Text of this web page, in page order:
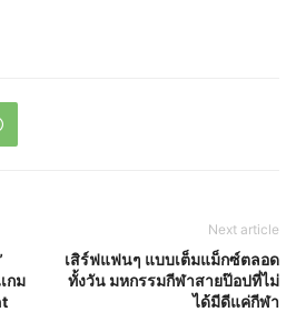
กม
Next article
เสิร์ฟแฟนๆ แบบเต็มแม็กซ์ตลอด
ทั้งวัน มหกรรมกีฬาสายป๊อปที่ไม่
ได้มีดีแค่กีฬา